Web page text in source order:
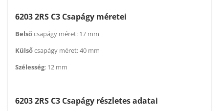
6203 2RS C3 Csapágy méretei
Belsőcsapágy méret: 17 mm
Külsőcsapágy méret: 40 mm
Szélesség: 12 mm
6203 2RS C3 Csapágy részletes adatai